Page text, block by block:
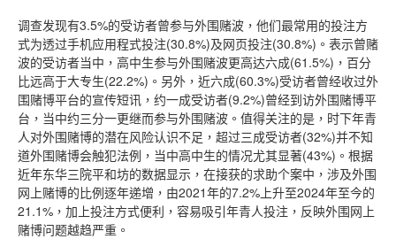
调查发现有3.5%的受访者曾参与外围赌波，他们最常用的投注方
式为透过手机应用程式投注(30.8%)及网页投注(30.8%)。表示曾赌
波的受访者当中，高中生参与外围赌波更高达六成(61.5%)，百分
比远高于大专生(22.2%)。另外，近六成(60.3%)受访者曾经收过外
围赌博平台的宣传短讯，约一成受访者(9.2%)曾经到访外围赌博平
台，当中约三分一更继而参与外围赌波。值得关注的是，时下年青
人对外围赌博的潜在风险认识不足，超过三成受访者(32%)并不知
道外围赌博会触犯法例，当中高中生的情况尤其显著(43%)。根据
近年东华三院平和坊的数据显示，在接获的求助个案中，涉及外围
网上赌博的比例逐年递增，由2021年的7.2%上升至2024年至今的
21.1%，加上投注方式便利，容易吸引年青人投注，反映外围网上
赌博问题越趋严重。